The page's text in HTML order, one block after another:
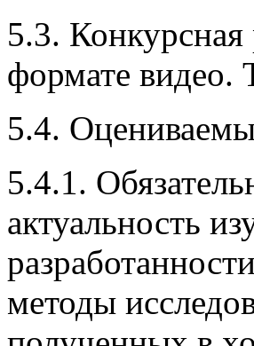
5.3.
формате видео.
5.4.
5.4.1.
актуальность
методы